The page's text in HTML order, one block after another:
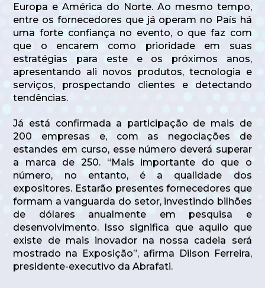
Europa e América do Norte. Ao mesmo tempo,
entre os fornecedores que já operam no País há
uma forte confiança no evento, o que faz com
que o encarem como prioridade em suas
estratégias para este e os próximos anos,
apresentando ali novos produtos, tecnologia e
serviços, prospectando clientes e detectando
tendências.
Já está confirmada a participação de mais de
200 empresas e, com as negociações de
estandes em curso, esse número deverá superar
a marca de 250. “Mais importante do que o
número, no entanto, é a qualidade dos
expositores. Estarão presentes fornecedores que
formam a vanguarda do setor, investindo bilhões
de dólares anualmente em pesquisa e
desenvolvimento. Isso significa que aquilo que
existe de mais inovador na nossa cadeia será
mostrado na Exposição”, afirma Dilson Ferreira,
presidente-executivo da Abrafati.